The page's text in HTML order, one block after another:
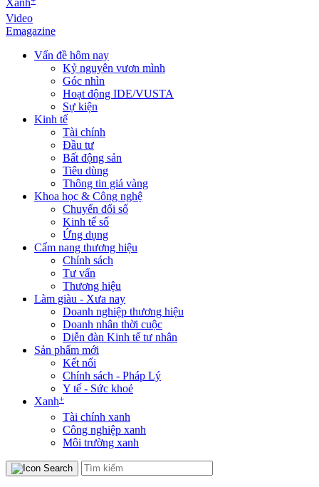
Xanh
Video
Emagazine
Vấn đề hôm nay
Kỷ nguyên vươn mình
Góc nhìn
Hoạt động IDE/VUSTA
Sự kiện
Kinh tế
Tài chính
Đầu tư
Bất động sản
Tiêu dùng
Thông tin giá vàng
Khoa học & Công nghệ
Chuyển đổi số
Kinh tế số
Ứng dụng
Cẩm nang thương hiệu
Chính sách
Tư vấn
Thương hiệu
Làm giàu - Xưa nay
Doanh nghiệp thương hiệu
Doanh nhân thời cuộc
Diễn đàn Kinh tế tư nhân
Sản phẩm mới
Kết nối
Chính sách - Pháp Lý
Y tế - Sức khoẻ
Xanh+
Tài chính xanh
Công nghiệp xanh
Môi trường xanh